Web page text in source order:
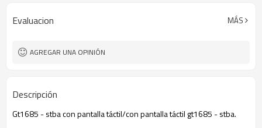
Evaluacion MÁS
AGREGAR UNA OPINIÓN
Descripción
Gt1685 - stba con pantalla táctil/con pantalla táctil gt1685 - stba.